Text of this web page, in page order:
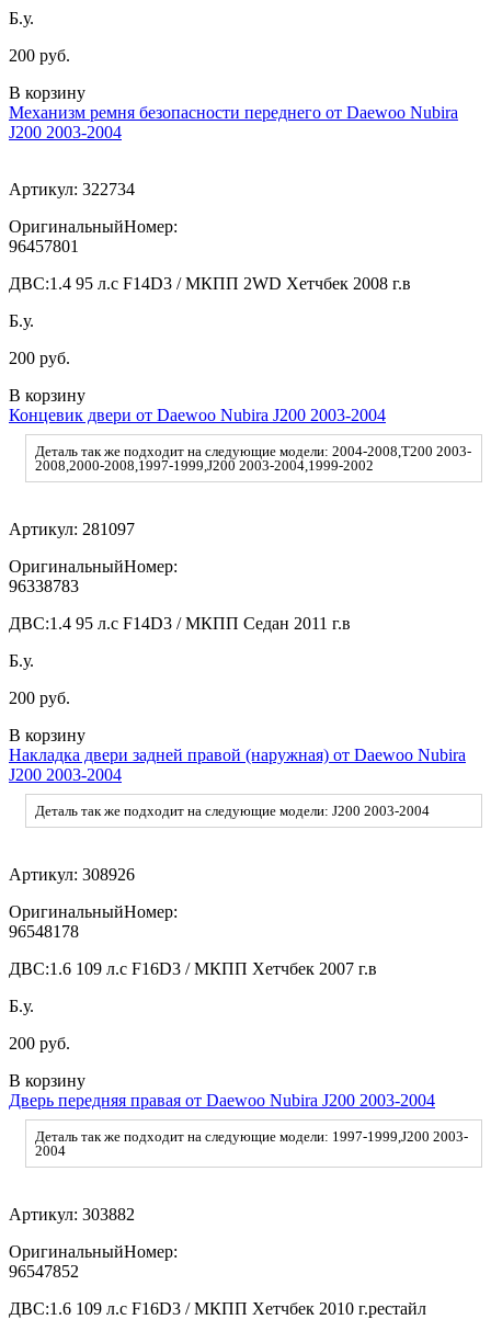
Б.у.
200 руб.
В корзину
Механизм ремня безопасности переднего от Daewoo Nubira
J200 2003-2004
Артикул: 322734
ОригинальныйНомер:
96457801
ДВС:1.4 95 л.с F14D3 / МКПП 2WD Хетчбек 2008 г.в
Б.у.
200 руб.
В корзину
Концевик двери от Daewoo Nubira J200 2003-2004
Деталь так же подходит на следующие модели: 2004-2008,T200 2003-
2008,2000-2008,1997-1999,J200 2003-2004,1999-2002
Артикул: 281097
ОригинальныйНомер:
96338783
ДВС:1.4 95 л.с F14D3 / МКПП Седан 2011 г.в
Б.у.
200 руб.
В корзину
Накладка двери задней правой (наружная) от Daewoo Nubira
J200 2003-2004
Деталь так же подходит на следующие модели: J200 2003-2004
Артикул: 308926
ОригинальныйНомер:
96548178
ДВС:1.6 109 л.с F16D3 / МКПП Хетчбек 2007 г.в
Б.у.
200 руб.
В корзину
Дверь передняя правая от Daewoo Nubira J200 2003-2004
Деталь так же подходит на следующие модели: 1997-1999,J200 2003-
2004
Артикул: 303882
ОригинальныйНомер:
96547852
ДВС:1.6 109 л.с F16D3 / МКПП Хетчбек 2010 г.рестайл